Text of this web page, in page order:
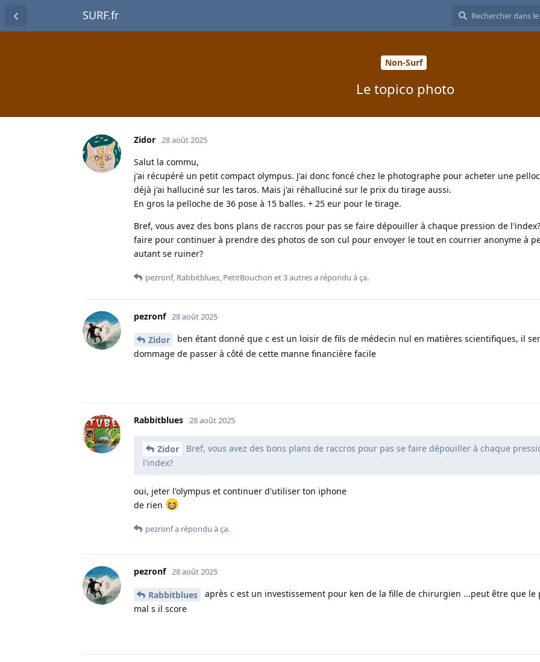
SURF.fr
Non-Surf
Le topico photo
Zidor 28 août 2025
Salut la commu,
j'ai récupéré un petit compact olympus. J'ai donc foncé chez le photographe pour acheter une
déjà j'ai halluciné sur les taros. Mais j'ai réhalluciné sur le prix du tirage aussi.
En gros la pelloche de 36 pose à 15 balles. + 25 eur pour le tirage.
Bref, vous avez des bons plans de raccros pour pas se faire dépouiller à chaque pression de
faire pour continuer à prendre des photos de son cul pour envoyer le tout en courrier anonyme à
autant se ruiner?
pezronf, Rabbitblues, PetitBouchon et3autresa répondu à ça.
pezronf 28 août 2025
Zidor
ben étant donné que c est un loisir de fils de médecin nul en matières scientifiques, il
dommage de passer à côté de cette manne financière facile
Rabbitblues 28 août 2025
Zidor
Bref, vous avez des bons plans de raccros pour pas se faire dépouiller à chaque
l'index?
oui, jeter l'olympus et continuer d'utiliser ton iphone
de rien
pezronfa répondu à ça.
pezronf 28 août 2025
Rabbitblues
après c est un investissement pour ken de la fille de chirurgien ...peut être que le
mal s il score